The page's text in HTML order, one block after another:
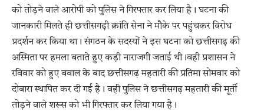
को तोड़ने वाले आरोपी को पुलिस ने गिरफ्तार कर लिया है। घटना की
जानकारी मिलते ही छत्तीसगढ़ी क्रांति सेना ने मौके पर पहुंचकर विरोध
प्रदर्शन कर किया था। संगठन के सदस्यों ने इस घटना को छत्तीसगढ़ की
अस्मिता पर हमला बताते हुए कड़ी नाराजगी जताई थी।वही प्रशासन ने
रविवार को हुए बवाल के बाद छत्तीसगढ़ महतारी की प्रतिमा सोमवार को
दोबारा स्थापित कर दी गई है। वही पुलिस ने छत्तीसगढ़ महतारी की मूर्ती
तोड़ने वाले शख्स को भी गिरफ्तार कर लिया गया है।